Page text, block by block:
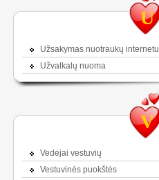
U
Užsakymas nuotraukų internetu
Užvalkalų nuoma
V
Vedėjai vestuvių
Vestuvinės puokštės